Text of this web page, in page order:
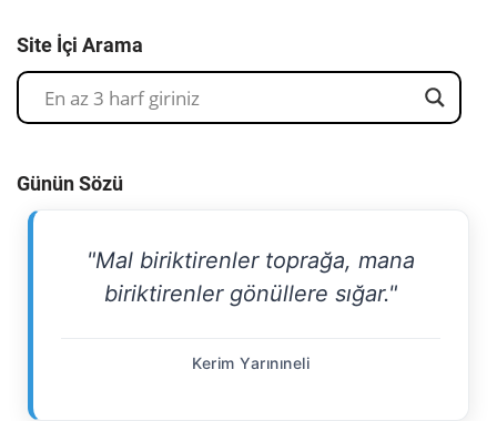
Site İçi Arama
Günün Sözü
"Mal biriktirenler toprağa, mana
biriktirenler gönüllere sığar."
Kerim Yarınıneli